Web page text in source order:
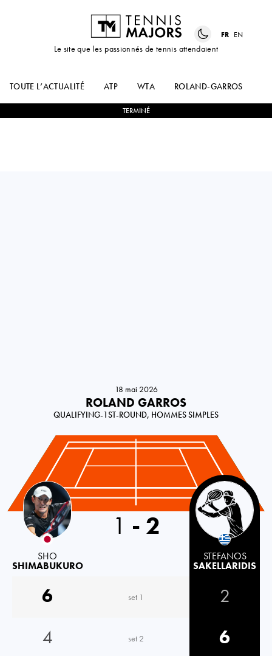
Le site que les passionnés de tennis attendaient
FR EN
TOUTE L’ACTUALITÉ ATP WTA ROLAND-GARROS
TERMINÉ
18 mai 2026
ROLAND GARROS
QUALIFYING-1ST-ROUND, HOMMES SIMPLES
Japan
SHO
SHIMABUKURO
1 - 2
STEFANOS
SAKELLARIDIS
6 set 1
2
4
set 2
6